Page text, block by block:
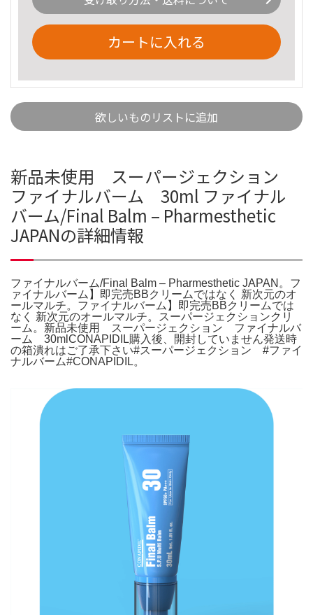
カートに入れる
欲しいものリストに追加
新品未使用 スーパージェクション
ファイナルバーム 30ml ファイナル
バーム/Final Balm – Pharmesthetic
JAPANの詳細情報
ファイナルバーム/Final Balm – Pharmesthetic JAPAN。フ
ァイナルバーム】即完売BBクリームではなく 新次元のオ
ールマルチ。ファイナルバーム】即完売BBクリームでは
なく 新次元のオールマルチ。スーパージェクションクリ
ーム。新品未使用 スーパージェクション ファイナルバ
ーム 30mlCONAPIDIL購入後、開封していません発送時
の箱潰れはご了承下さい#スーパージェクション #ファイ
ナルバーム#CONAPIDIL。